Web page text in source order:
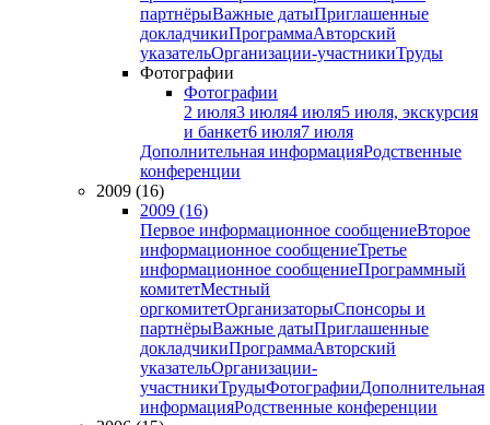
партнёрыВажные датыПриглашенные
докладчикиПрограммаАвторский
указательОрганизации-участникиТруды
Фотографии
Фотографии
2 июля3 июля4 июля5 июля, экскурсия
и банкет6 июля7 июля
Дополнительная информацияРодственные
конференции
2009 (16)
2009 (16)
Первое информационное сообщениеВторое
информационное сообщениеТретье
информационное сообщениеПрограммный
комитетМестный
оргкомитетОрганизаторыСпонсоры и
партнёрыВажные датыПриглашенные
докладчикиПрограммаАвторский
указательОрганизации-
участникиТрудыФотографииДополнительная
информацияРодственные конференции